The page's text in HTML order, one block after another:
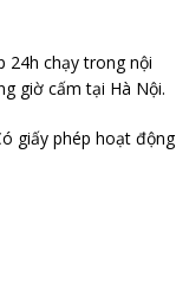
24h chạy trong nội
giờ cấm tại Hà Nội.
giấy phép hoạt động